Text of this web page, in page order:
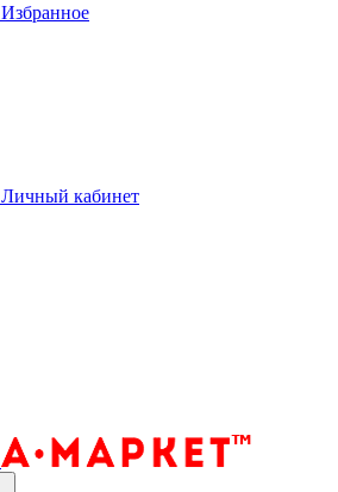
Избранное
Личный кабинет